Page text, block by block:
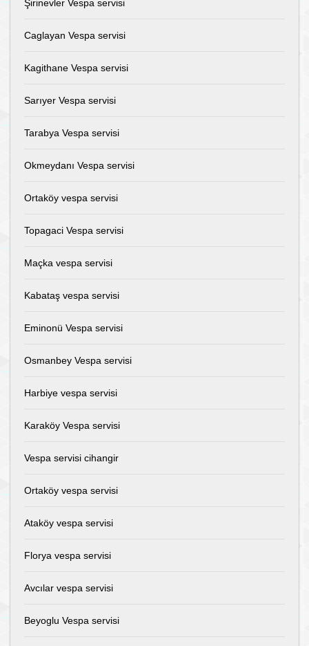
Şirinevler Vespa servisi
Caglayan Vespa servisi
Kagithane Vespa servisi
Sarıyer Vespa servisi
Tarabya Vespa servisi
Okmeydanı Vespa servisi
Ortaköy vespa servisi
Topagaci Vespa servisi
Maçka vespa servisi
Kabataş vespa servisi
Eminonü Vespa servisi
Osmanbey Vespa servisi
Harbiye vespa servisi
Karaköy Vespa servisi
Vespa servisi cihangir
Ortaköy vespa servisi
Ataköy vespa servisi
Florya vespa servisi
Avcılar vespa servisi
Beyoglu Vespa servisi